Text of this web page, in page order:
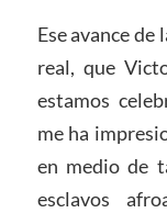
Ese avance
real, que
estamos
me ha
en medio de
esclavos